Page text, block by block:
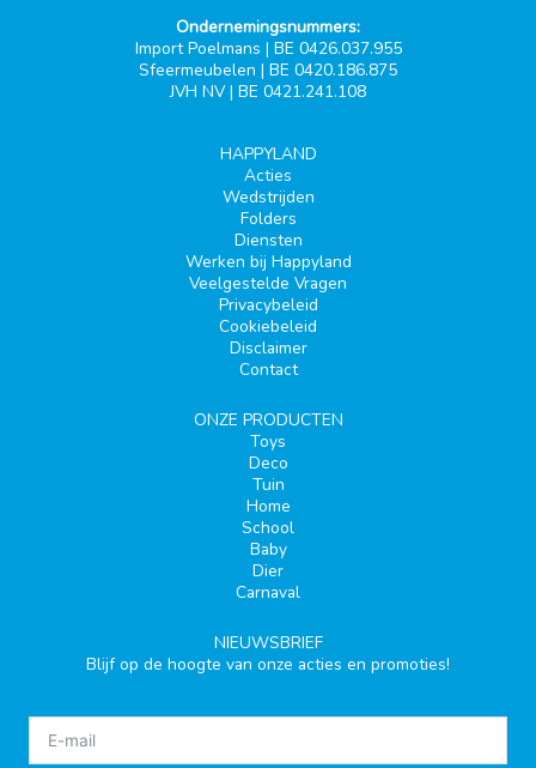
Ondernemingsnummers:
Import Poelmans | BE 0426.037.955
Sfeermeubelen | BE 0420.186.875
JVH NV | BE 0421.241.108
HAPPYLAND
Acties
Wedstrijden
Folders
Diensten
Werken bij Happyland
Veelgestelde Vragen
Privacybeleid
Cookiebeleid
Disclaimer
Contact
ONZE PRODUCTEN
Toys
Deco
Tuin
Home
School
Baby
Dier
Carnaval
NIEUWSBRIEF
Blijf op de hoogte van onze acties en promoties!